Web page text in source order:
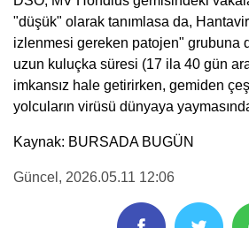
"düşük" olarak tanımlasa da,
izlenmesi gereken patojen" grubuna
uzun kuluçka süresi (17 ila 40 gün
imkansız hale getirirken, gemiden
yolcuların virüsü dünyaya
Kaynak: BURSADA BUGÜN
Güncel , 2026.05.11 12:06